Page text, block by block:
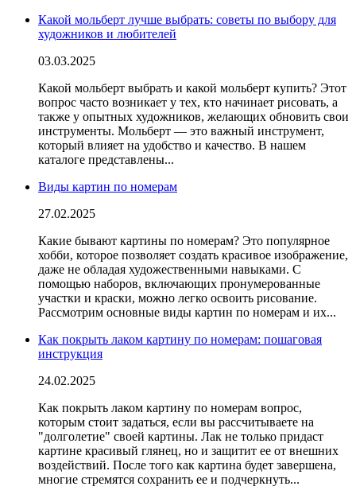
Какой мольберт лучше выбрать: советы по выбору для
художников и любителей
03.03.2025
Какой мольберт выбрать и какой мольберт купить? Этот
вопрос часто возникает у тех, кто начинает рисовать, а
также у опытных художников, желающих обновить свои
инструменты. Мольберт — это важный инструмент,
который влияет на удобство и качество. В нашем
каталоге представлены...
Виды картин по номерам
27.02.2025
Какие бывают картины по номерам? Это популярное
хобби, которое позволяет создать красивое изображение,
даже не обладая художественными навыками. С
помощью наборов, включающих пронумерованные
участки и краски, можно легко освоить рисование.
Рассмотрим основные виды картин по номерам и их...
Как покрыть лаком картину по номерам: пошаговая
инструкция
24.02.2025
Как покрыть лаком картину по номерам вопрос,
которым стоит задаться, если вы рассчитываете на
"долголетие" своей картины. Лак не только придаст
картине красивый глянец, но и защитит ее от внешних
воздействий. После того как картина будет завершена,
многие стремятся сохранить ее и подчеркнуть...